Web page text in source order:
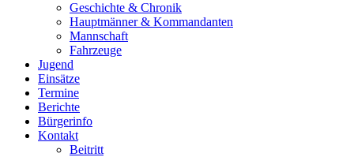
Geschichte & Chronik
Hauptmänner & Kommandanten
Mannschaft
Fahrzeuge
Jugend
Einsätze
Termine
Berichte
Bürgerinfo
Kontakt
Beitritt